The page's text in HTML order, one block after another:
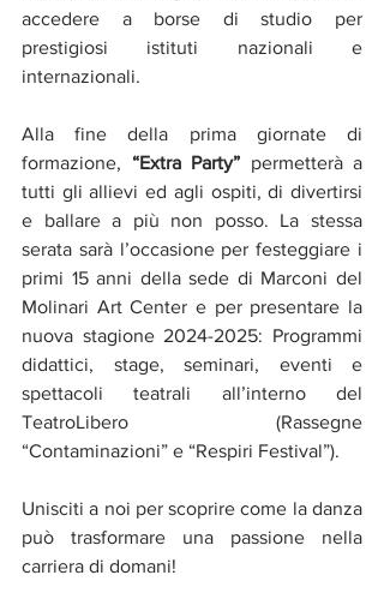
accedere a borse di studio per
prestigiosi istituti nazionali e
internazionali.
Alla fine della prima giornate di
formazione, “Extra Party” permetterà a
tutti gli allievi ed agli ospiti, di divertirsi
e ballare a più non posso. La stessa
serata sarà l’occasione per festeggiare i
primi 15 anni della sede di Marconi del
Molinari Art Center e per presentare la
nuova stagione 2024-2025: Programmi
didattici, stage, seminari, eventi e
spettacoli teatrali all’interno del
TeatroLibero (Rassegne
“Contaminazioni” e “Respiri Festival”).
Unisciti a noi per scoprire come la danza
può trasformare una passione nella
carriera di domani!